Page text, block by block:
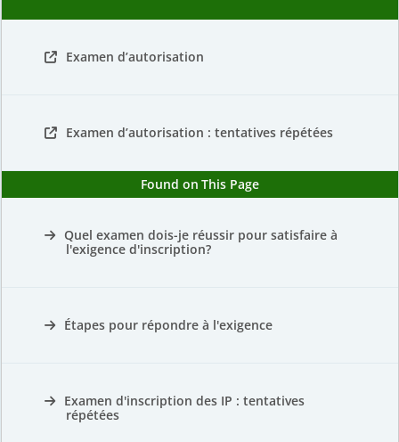
Examen d’autorisation
Examen d’autorisation : tentatives répétées
Found on This Page
Quel examen dois-je réussir pour satisfaire à
l'exigence d'inscription?
Étapes pour répondre à l'exigence
Examen d'inscription des IP : tentatives
répétées